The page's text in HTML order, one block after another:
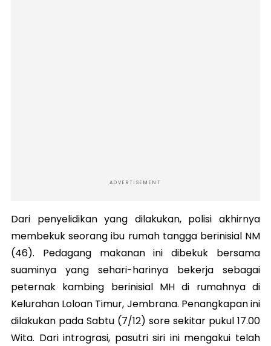
ADVERTISEMENT
Dari penyelidikan yang dilakukan, polisi akhirnya
membekuk seorang ibu rumah tangga berinisial NM
(46). Pedagang makanan ini dibekuk bersama
suaminya yang sehari-harinya bekerja sebagai
peternak kambing berinisial MH di rumahnya di
Kelurahan Loloan Timur, Jembrana. Penangkapan ini
dilakukan pada Sabtu (7/12) sore sekitar pukul 17.00
Wita. Dari intrograsi, pasutri siri ini mengakui telah